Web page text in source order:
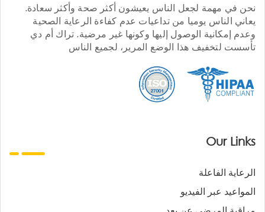
نحن في مهمة لجعل الناس يعيشون أكثر صحة وأكثر سعادة.
يعاني الناس يوميا من تداعيات عدم كفاءة الرعاية الصحية
وعدم إمكانية الوصول إليها وكونها غير مرضية. تراك أم دي
تأسست لتخفيف هذا الوضع المرير، لجميع الناس
Our Links
الرعاية الفاعلة
المواعيد عبر الفيديو